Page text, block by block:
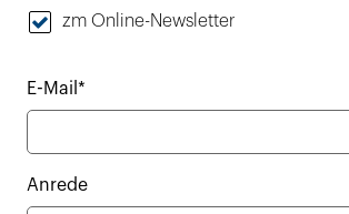
zm Online-Newsletter
E-Mail*
Anrede